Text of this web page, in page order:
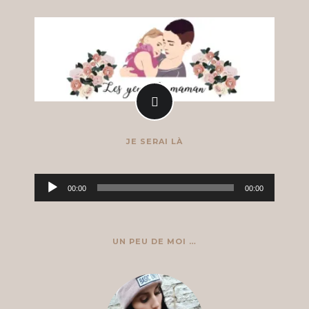
JE SERAI LÀ
Lecteur
audio
00:00 00:00
UN PEU DE MOI …